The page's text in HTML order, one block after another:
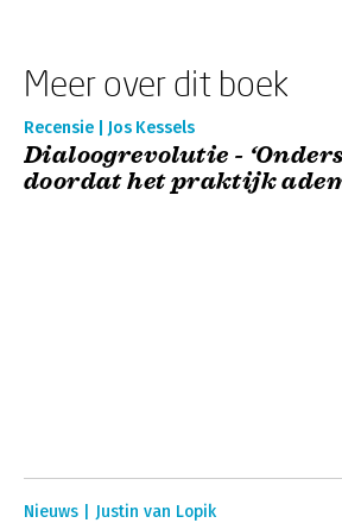
Meer over dit boek
Recensie | Jos Kessels
Dialoogrevolutie -
doordat het praktijk
Nieuws | Justin van Lopik